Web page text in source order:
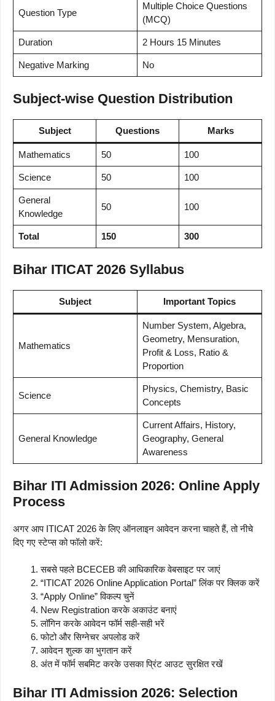
Question Type
Multiple Choice Questions
(MCQ)
Duration 2 Hours 15 Minutes
Negative Marking No
Subject-wise Question Distribution
Subject Questions Marks
Mathematics 50 100
Science 50 100
General
Knowledge
50 100
Total 150 300
Bihar ITICAT 2026 Syllabus
Subject Important Topics
Mathematics
Number System, Algebra,
Geometry, Mensuration,
Profit & Loss, Ratio &
Proportion
Science
Physics, Chemistry, Basic
Concepts
General Knowledge
Current Affairs, History,
Geography, General
Awareness
Bihar ITI Admission 2026: Online Apply
Process
अगर आप ITICAT 2026 के लिए ऑनलाइन आवेदन करना चाहते हैं, तो नीचे
दिए गए स्टेप्स को फॉलो करें:
सबसे पहले BCECEB की आधिकारिक वेबसाइट पर जाएं
“ITICAT 2026 Online Application Portal” लिंक पर क्लिक करें
“Apply Online” विकल्प चुनें
New Registration करके अकाउंट बनाएं
लॉगिन करके आवेदन फॉर्म सही-सही भरें
फोटो और सिग्नेचर अपलोड करें
आवेदन शुल्क का भुगतान करें
अंत में फॉर्म सबमिट करके उसका प्रिंट आउट सुरक्षित रखें
Bihar ITI Admission 2026: Selection